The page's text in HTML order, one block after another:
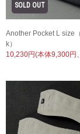
Another Pocket L size
k）
10,230円(本体9,300円